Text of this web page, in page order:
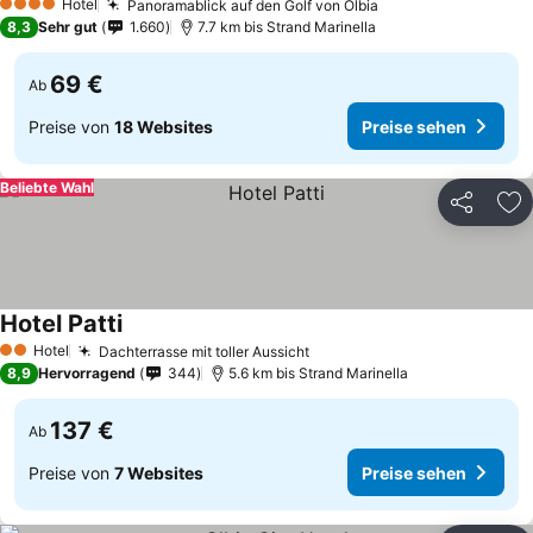
4 Sterne Hotel
Panoramablick auf den Golf von Olbia
8,3 Sehr gut 1.660 7.7 km bis Strand Marinella
Ab 69 €
Preise von 18 Websites Preise sehen
Teilen
Beliebte Wahl
2 Sterne
Hotel Dachterrasse mit toller Aussicht
Hotel Patti
8,9 Hervorragend 344 5.6 km bis Strand Marinella
Ab 137 €
Preise von 7 Websites Preise sehen